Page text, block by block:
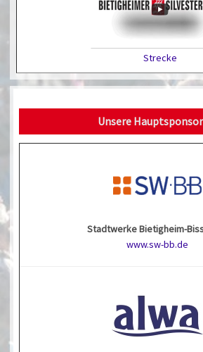
Strecke
Unsere
Stadtwerke Bietigheim-
www.sw-bb.de